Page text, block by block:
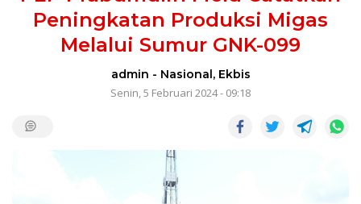
Peningkatan Produksi Migas
Melalui Sumur GNK-099
admin - Nasional, Ekbis
Senin, 5 Februari 2024 - 09:18